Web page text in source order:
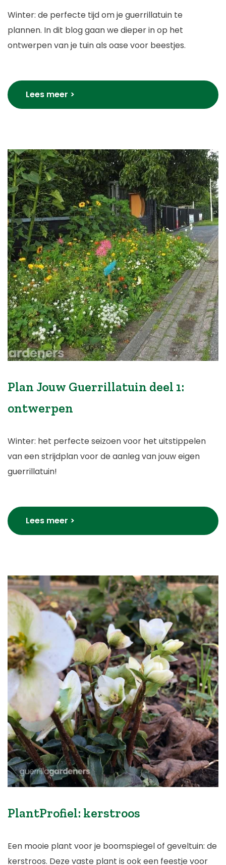
Winter: de perfecte tijd om je guerrillatuin te
plannen. In dit blog gaan we dieper in op het
ontwerpen van je tuin als oase voor beestjes.
Lees meer >
Plan Jouw Guerrillatuin deel 1:
ontwerpen
Winter: het perfecte seizoen voor het uitstippelen
van een strijdplan voor de aanleg van jouw eigen
guerrillatuin!
Lees meer >
PlantProfiel: kerstroos
Een mooie plant voor je boomspiegel of geveltuin: de
kerstroos. Deze vaste plant is ook een feestje voor